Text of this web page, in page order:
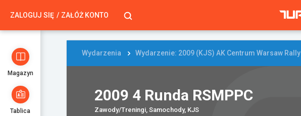
ZALOGUJ SIĘ ZAŁÓŻ KONTO
Magazyn
Tablica
Wydarzenia Wydarzenie: 2009 (KJS) AK Centrum Warsaw Rally
2009 4 Runda RSMPPC
Zawody/Treningi, Samochody, KJS